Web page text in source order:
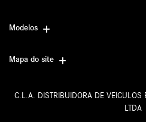
Modelos
Mapa do site
C.L.A. DISTRIBUIDORA DE VEICULOS
LTDA